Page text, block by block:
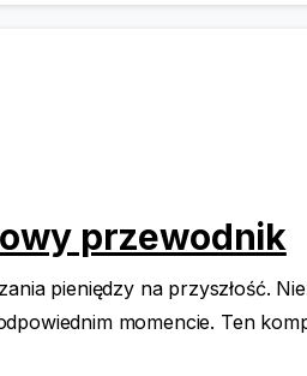
przewodnik
pieniędzy na przyszłość.
momencie. Ten